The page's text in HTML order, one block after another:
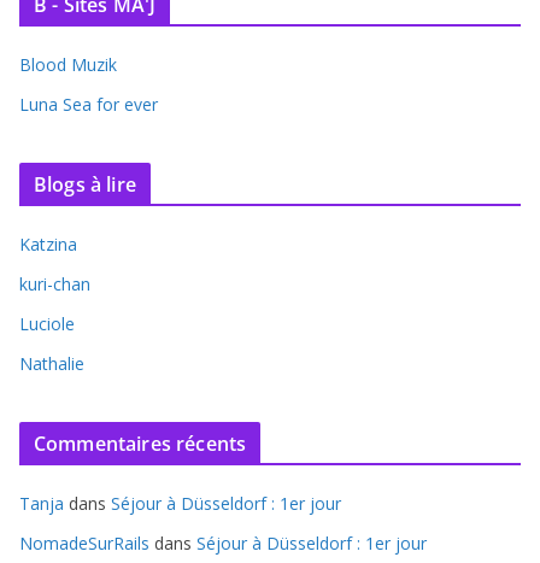
Blood Muzik
Luna Sea for ever
Blogs à lire
Katzina
kuri-chan
Luciole
Nathalie
Commentaires récents
Tanja dans Séjour à Düsseldorf : 1er jour
NomadeSurRails dans Séjour à Düsseldorf : 1er jour